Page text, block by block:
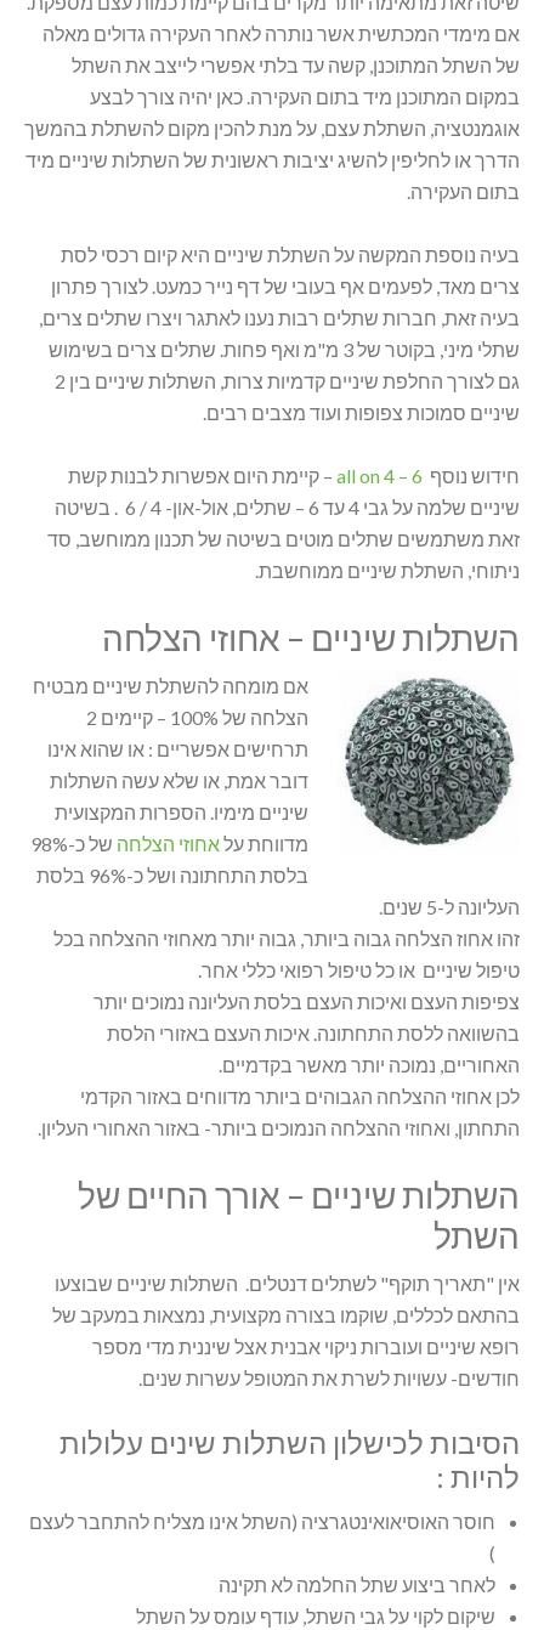
אם מימדי המכתשית אשר נותרה לאחר העקירה גדולים מאלה
של השתל המתוכנן, קשה עד בלתי אפשרי לייצב את השתל
במקום המתוכנן מיד בתום העקירה. כאן יהיה צורך לבצע
אוגמנטציה, השתלת עצם, על מנת להכין מקום להשתלת בהמשך
הדרך או לחליפין להשיג יציבות ראשונית של השתלות שיניים מיד
בתום העקירה.
בעיה נוספת המקשה על השתלת שיניים היא קיום רכסי לסת
צרים מאד, לפעמים אף בעובי של דף נייר כמעט. לצורך פתרון
בעיה זאת, חברות שתלים רבות נענו לאתגר ויצרו שתלים צרים,
שתלי מיני, בקוטר של 3 מ"מ ואף פחות. שתלים צרים בשימוש
גם לצורך החלפת שיניים קדמיות צרות, השתלות שיניים בין 2
שיניים סמוכות צפופות ועוד מצבים רבים.
חידוש נוסף all on 4 – 6 – קיימת היום אפשרות לבנות קשת
שיניים שלמה על גבי 4 עד 6 – שתלים, אול-און- 4 / 6 . בשיטה
זאת משתמשים שתלים מוטים בשיטה של תכנון ממוחשב, סד
ניתוחי, השתלת שיניים ממוחשבת.
השתלות שיניים – אחוזי הצלחה
אם מומחה להשתלת שיניים מבטיח
הצלחה של 100% – קיימים 2
תרחישים אפשריים : או שהוא אינו
דובר אמת, או שלא עשה השתלות
שיניים מימיו. הספרות המקצועית
מדווחת עלאחוזי הצלחה
של כ-98%
בלסת התחתונה ושל כ-96% בלסת
העליונה ל-5 שנים.
זהו אחוז הצלחה גבוה ביותר, גבוה יותר מאחוזי ההצלחה בכל
טיפול שיניים או כל טיפול רפואי כללי אחר.
צפיפות העצם ואיכות העצם בלסת העליונה נמוכים יותר
בהשוואה ללסת התחתונה. איכות העצם באזורי הלסת
האחוריים, נמוכה יותר מאשר בקדמיים.
לכן אחוזי ההצלחה הגבוהים ביותר מדווחים באזור הקדמי
התחתון, ואחוזי ההצלחה הנמוכים ביותר- באזור האחורי העליון.
השתלות שיניים – אורך החיים של
השתל
אין "תאריך תוקף" לשתלים דנטלים. השתלות שיניים שבוצעו
בהתאם לכללים, שוקמו בצורה מקצועית, נמצאות במעקב של
רופא שיניים ועוברות ניקוי אבנית אצל שיננית מדי מספר
חודשים- עשויות לשרת את המטופל עשרות שנים.
הסיבות לכישלון השתלות שינים עלולות
להיות :
חוסר האוסיאואינטגרציה (השתל אינו מצליח להתחבר לעצם
)
לאחר ביצוע שתל החלמה לא תקינה
שיקום לקוי על גבי השתל, עודף עומס על השתל